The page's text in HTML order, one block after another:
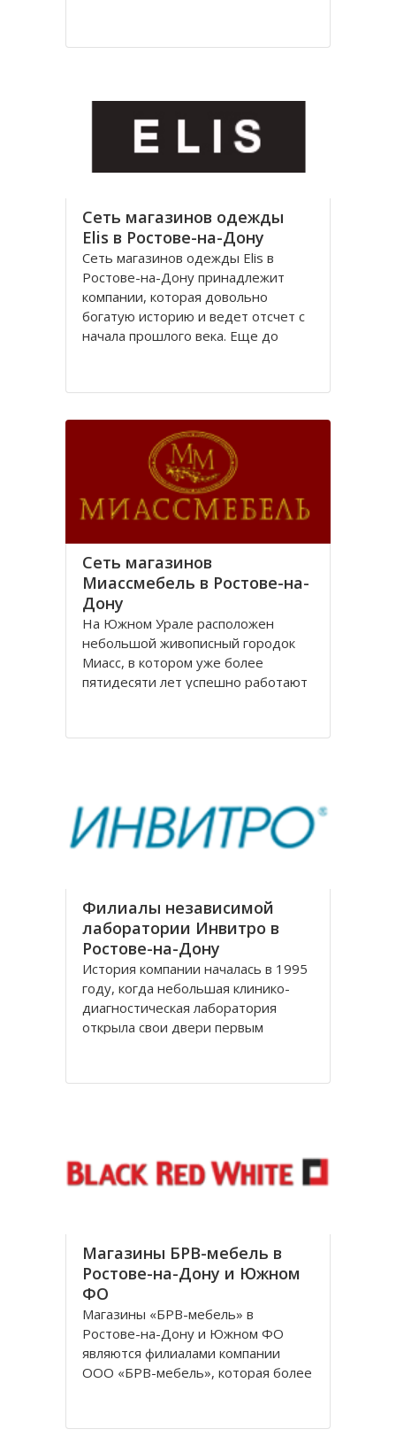
(Ростовской области) и
Сеть магазинов одежды
Elis в Ростове-на-Дону
Сеть магазинов одежды Elis в
Ростове-на-Дону принадлежит
компании, которая довольно
богатую историю и ведет отсчет с
начала прошлого века. Еще до
швейная фабрика «Стелла»,
После революции 1917 года
Сеть магазинов
Миассмебель в Ростове-на-
Дону
На Южном Урале расположен
небольшой живописный городок
Миасс, в котором уже более
пятидесяти лет успешно работают
всей России. Компания
заложенных еще
Филиалы независимой
лаборатории Инвитро в
Ростове-на-Дону
История компании началась в 1995
году, когда небольшая клинико-
диагностическая лаборатория
открыла свои двери первым
доросла до нового статуса, и в
Инвитро
Магазины БРВ-мебель в
Ростове-на-Дону и Южном
ФО
Магазины «БРВ-мебель» в
Ростове-на-Дону и Южном ФО
являются филиалами компании
ООО «БРВ-мебель», которая более
производству высококачественной